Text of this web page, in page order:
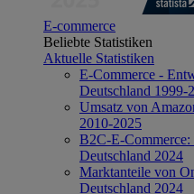
E-commerce
Beliebte Statistiken
Aktuelle Statistiken
E-Commerce -
Deutschland 1999-
Umsatz von
2010-2025
B2C-E-
Deutschland 2024
Marktanteile von
Deutschland 2024